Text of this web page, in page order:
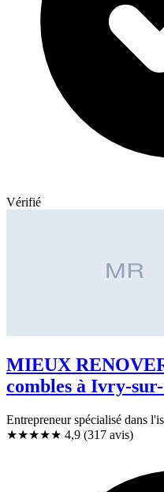
Vérifié
MIEUX
combles à Ivry-
Entrepreneur spécialisé dans
★★★★★ 4,9 (317 avis)